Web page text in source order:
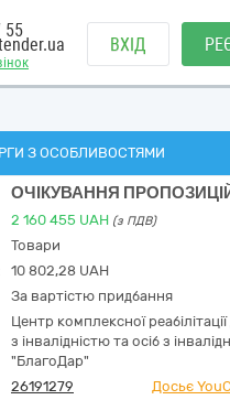
55
ВХІД
З ОСОБЛИВОСТЯМИ
ОЧІКУВАННЯ
2 160 455 UAH (з ПДВ)
Товари
10 802,28 UAH
За вартістю придбання
Центр комплексної реабілітації
з інвалідністю та осіб з
"БлагоДар"
26191279
Досьє